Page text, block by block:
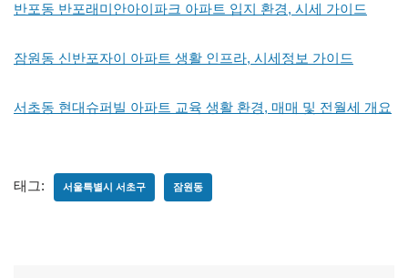
반포동 반포래미안아이파크 아파트 입지 환경, 시세 가이드
잠원동 신반포자이 아파트 생활 인프라, 시세정보 가이드
서초동 현대슈퍼빌 아파트 교육 생활 환경, 매매 및 전월세 개요
태그: 서울특별시 서초구 잠원동